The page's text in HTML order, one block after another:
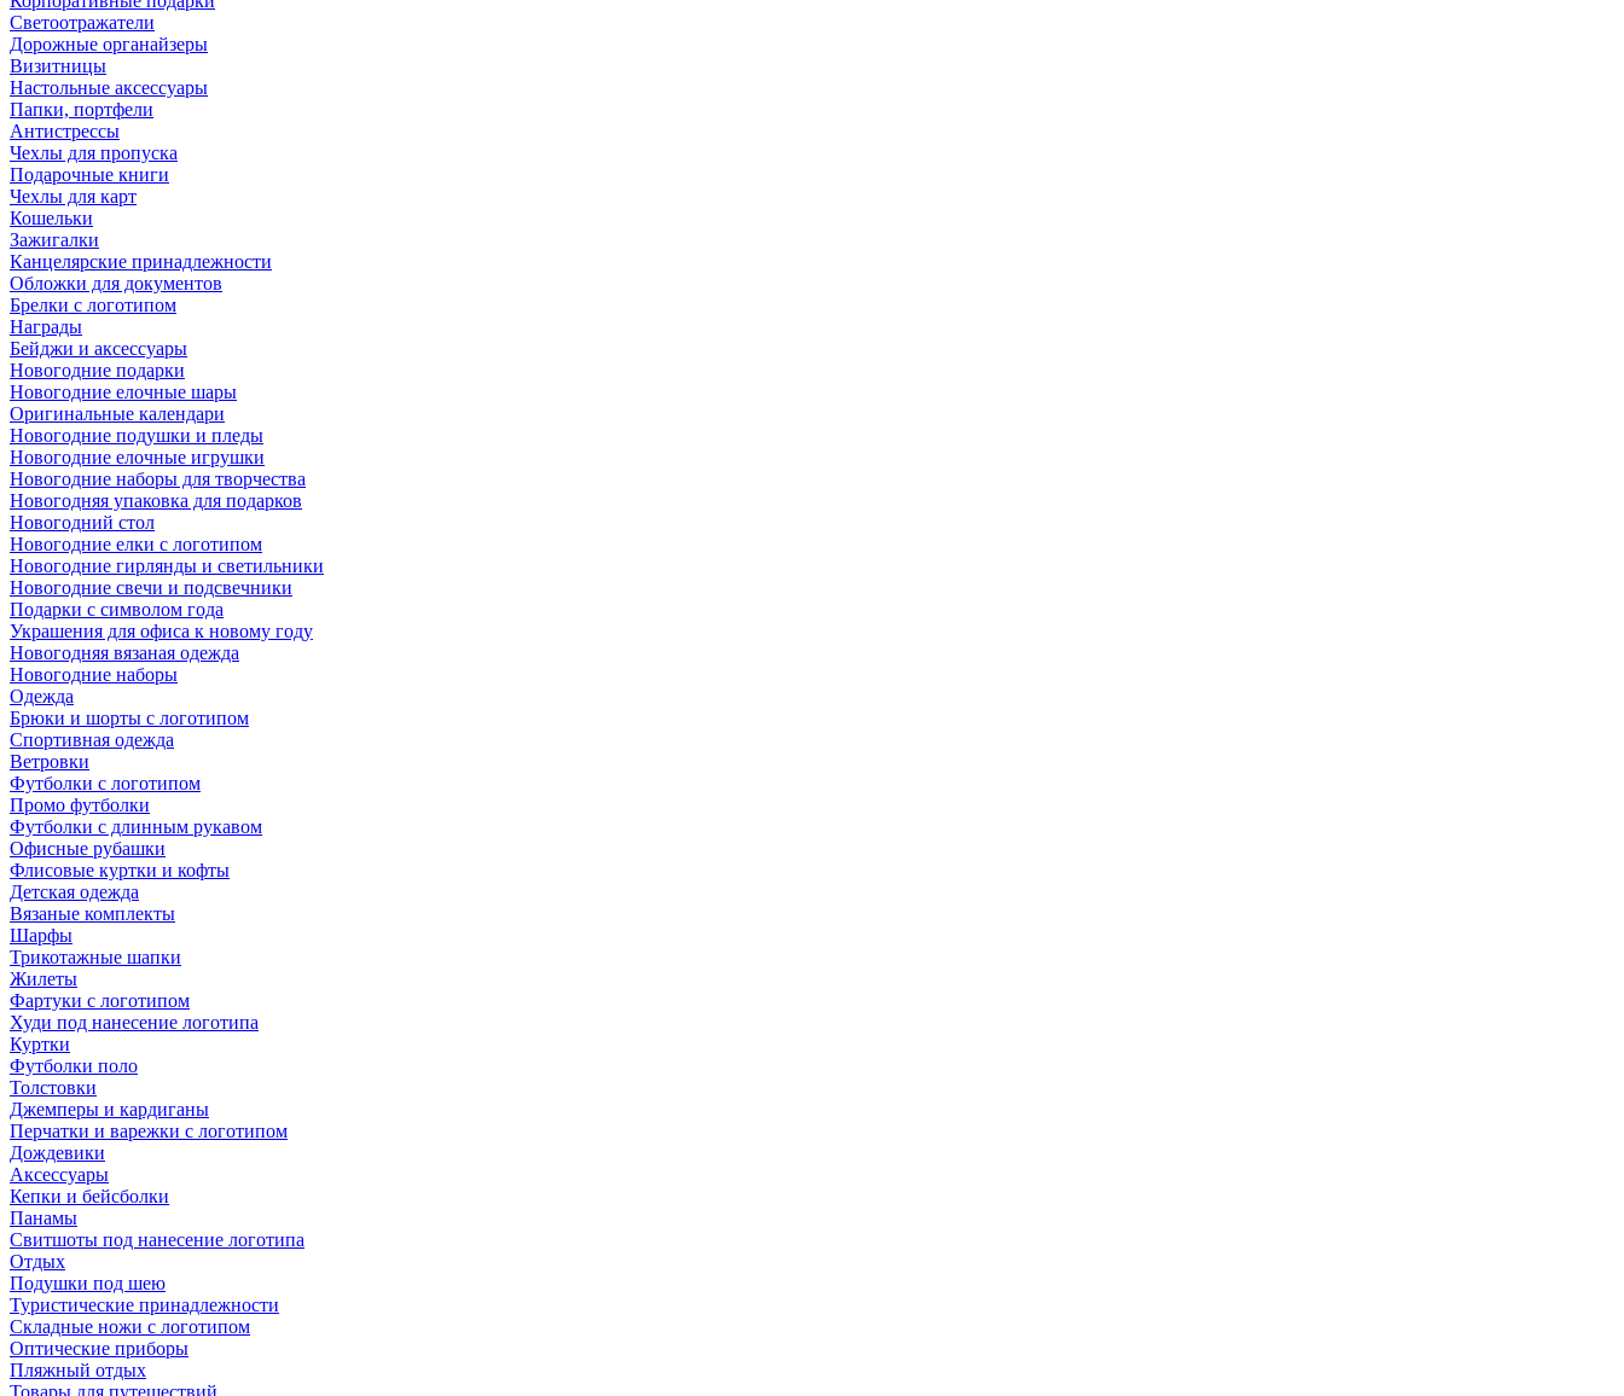
Светоотражатели
Дорожные органайзеры
Визитницы
Настольные аксессуары
Папки, портфели
Антистрессы
Чехлы для пропуска
Подарочные книги
Чехлы для карт
Кошельки
Зажигалки
Канцелярские принадлежности
Обложки для документов
Брелки с логотипом
Награды
Бейджи и аксессуары
Новогодние подарки
Новогодние елочные шары
Оригинальные календари
Новогодние подушки и пледы
Новогодние елочные игрушки
Новогодние наборы для творчества
Новогодняя упаковка для подарков
Новогодний стол
Новогодние елки с логотипом
Новогодние гирлянды и светильники
Новогодние свечи и подсвечники
Подарки с символом года
Украшения для офиса к новому году
Новогодняя вязаная одежда
Новогодние наборы
Одежда
Брюки и шорты с логотипом
Спортивная одежда
Ветровки
Футболки с логотипом
Промо футболки
Футболки с длинным рукавом
Офисные рубашки
Флисовые куртки и кофты
Детская одежда
Вязаные комплекты
Шарфы
Трикотажные шапки
Жилеты
Фартуки с логотипом
Худи под нанесение логотипа
Куртки
Футболки поло
Толстовки
Джемперы и кардиганы
Перчатки и варежки с логотипом
Дождевики
Аксессуары
Кепки и бейсболки
Панамы
Свитшоты под нанесение логотипа
Отдых
Подушки под шею
Туристические принадлежности
Складные ножи с логотипом
Оптические приборы
Пляжный отдых
Товары для путешествий